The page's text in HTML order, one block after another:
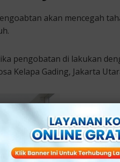
akan mencegah
pengobatan di lakukan
Kelapa Gading, Jakarta